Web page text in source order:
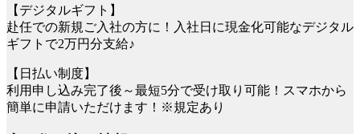
【デジタルギフト】
赴任での新規ご入社の方に！入社日に現金化可能なデジタル
ギフトで2万円分支給♪
【日払い制度】
利用申し込み完了後～最短5分で受け取り可能！スマホから
簡単に申請いただけます！※規定あり